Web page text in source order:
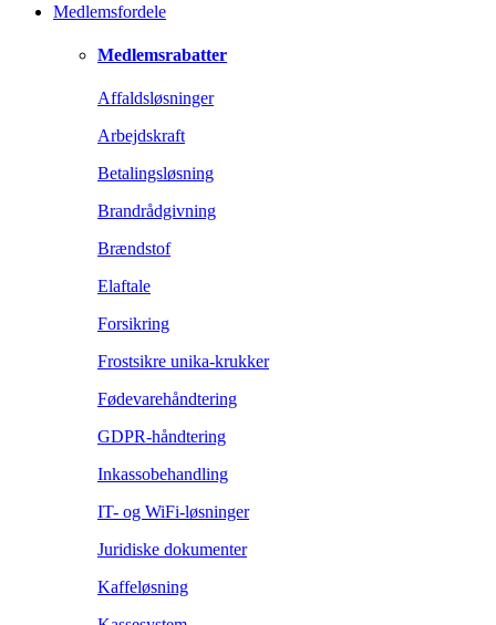
Medlemsfordele
Medlemsrabatter
Affaldsløsninger
Arbejdskraft
Betalingsløsning
Brandrådgivning
Brændstof
Elaftale
Forsikring
Frostsikre unika-krukker
Fødevarehåndtering
GDPR-håndtering
Inkassobehandling
IT- og WiFi-løsninger
Juridiske dokumenter
Kaffeløsning